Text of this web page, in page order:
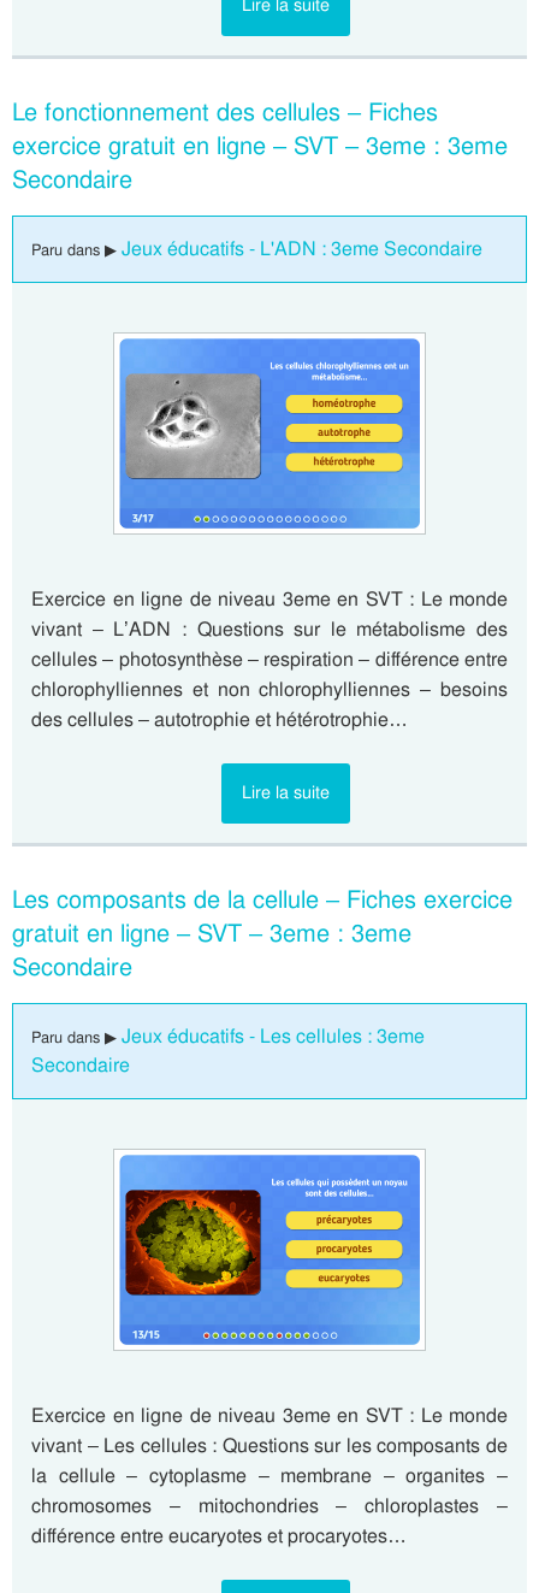
Lire la suite
Le fonctionnement des cellules – Fiches
exercice gratuit en ligne – SVT – 3eme : 3eme
Secondaire
Paru dans ▶ Jeux éducatifs - L'ADN : 3eme Secondaire
Exercice en ligne de niveau 3eme en SVT : Le monde
vivant – L’ADN : Questions sur le métabolisme des
cellules – photosynthèse – respiration – différence entre
chlorophylliennes et non chlorophylliennes – besoins
des cellules – autotrophie et hétérotrophie…
Lire la suite
Les composants de la cellule – Fiches exercice
gratuit en ligne – SVT – 3eme : 3eme
Secondaire
Paru dans ▶ Jeux éducatifs - Les cellules : 3eme
Secondaire
Exercice en ligne de niveau 3eme en SVT : Le monde
vivant – Les cellules : Questions sur les composants de
la cellule – cytoplasme – membrane – organites –
chromosomes – mitochondries – chloroplastes –
différence entre eucaryotes et procaryotes…